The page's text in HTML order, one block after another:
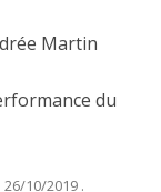
Martin
du
26/10/2019 .